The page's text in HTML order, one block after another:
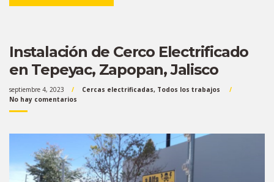
Instalación de Cerco Electrificado
en Tepeyac, Zapopan, Jalisco
septiembre 4, 2023 Cercas electrificadas, Todos los trabajos
No hay comentarios